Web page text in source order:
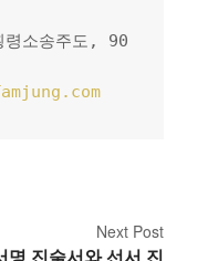
소송주도, 90
Next Post
명 진술서와 선서 진